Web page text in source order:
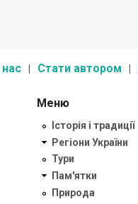
Стати автором
Меню
Історія і традиції
Регіони України
Тури
Пам'ятки
Природа